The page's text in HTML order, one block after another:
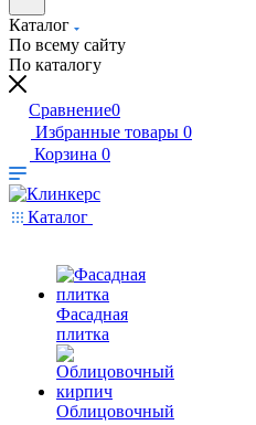
Каталог
По всему сайту
По каталогу
Сравнение0
Избранные товары 0
Корзина 0
Каталог
Фасадная
плитка
Облицовочный